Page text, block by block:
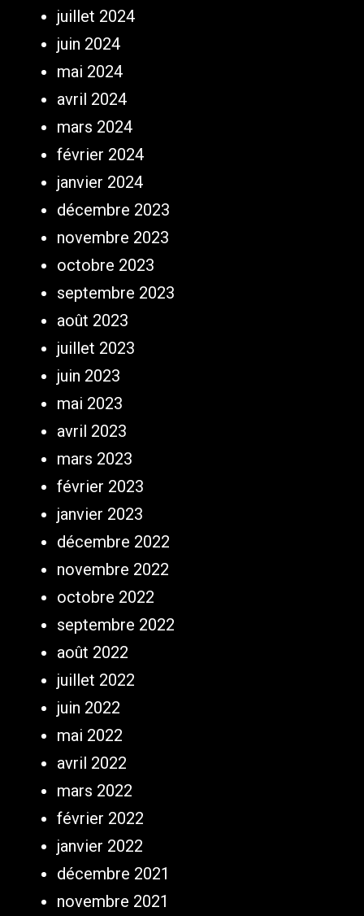
juillet 2024
juin 2024
mai 2024
avril 2024
mars 2024
février 2024
janvier 2024
décembre 2023
novembre 2023
octobre 2023
septembre 2023
août 2023
juillet 2023
juin 2023
mai 2023
avril 2023
mars 2023
février 2023
janvier 2023
décembre 2022
novembre 2022
octobre 2022
septembre 2022
août 2022
juillet 2022
juin 2022
mai 2022
avril 2022
mars 2022
février 2022
janvier 2022
décembre 2021
novembre 2021